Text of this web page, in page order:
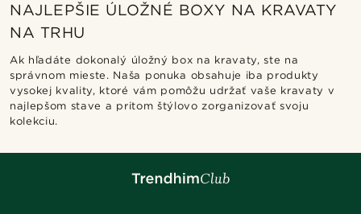
NAJLEPŠIE ÚLOŽNÉ BOXY NA KRAVATY
NA TRHU
Ak hľadáte dokonalý úložný box na kravaty, ste na
správnom mieste. Naša ponuka obsahuje iba produkty
vysokej kvality, ktoré vám pomôžu udržať vaše kravaty v
najlepšom stave a pritom štýlovo zorganizovať svoju
kolekciu.